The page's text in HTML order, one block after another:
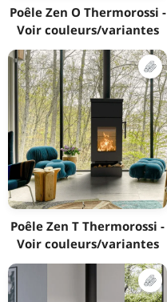
Poêle Zen O Thermorossi -
Voir couleurs/variantes
Poêle Zen T Thermorossi -
Voir couleurs/variantes